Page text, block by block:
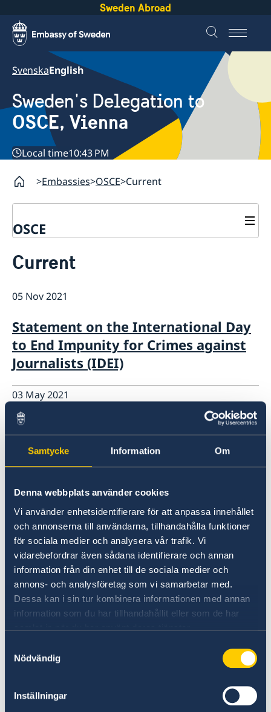
Samtycke Information Om
Denna webbplats använder cookies
Vi använder enhetsidentifierare för att anpassa innehållet
och annonserna till användarna, tillhandahålla funktioner
för sociala medier och analysera vår trafik. Vi
vidarebefordrar även sådana identifierare och annan
information från din enhet till de sociala medier och
annons- och analysföretag som vi samarbetar med.
Dessa kan i sin tur kombinera informationen med annan
information som du har tillhandahållit eller som de har
samlat in när du har använt deras tjänster.
Nödvändig
Inställningar
Sweden Abroad
SvenskaEnglish
Sweden's Delegation to
OSCE, Vienna
Local time10:43 PM
Embassies OSCE Current
OSCE
About us
Data Protection Policy (GDPR)
Sweden & OSCE
Election observation
Links (incl. EU statements in the OSCE)
Sweden and the work in OSCE
Current
05 Nov 2021
Statement on the International Day
to End Impunity for Crimes against
Journalists (IDEI)
03 May 2021
Statement on World Press Freedom
Day
Joint statement by the OSCE Troika
on International Women's Day 2021
24 Feb 2021
Government’s Statement of Foreign
Policy for 2021 presented
OSCE Chairperson-in-Office Ann
Linde presents Sweden's programme
and priorities at the Permanent